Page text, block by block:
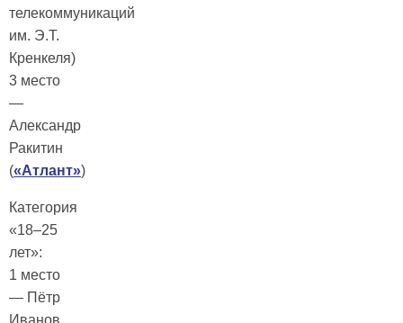
телекоммуникаций
им. Э.Т.
Кренкеля)
3 место
—
Александр
Ракитин
(«Атлант»)
Категория
«18–25
лет»:
1 место
— Пётр